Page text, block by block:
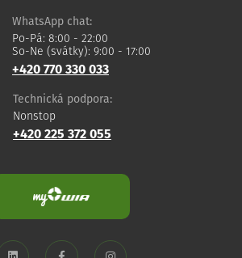
WhatsApp chat:
Po-Pá: 8:00 - 22:00
So-Ne (svátky): 9:00 - 17:00
+420 770 330 033
Technická podpora:
Nonstop
+420 225 372 055